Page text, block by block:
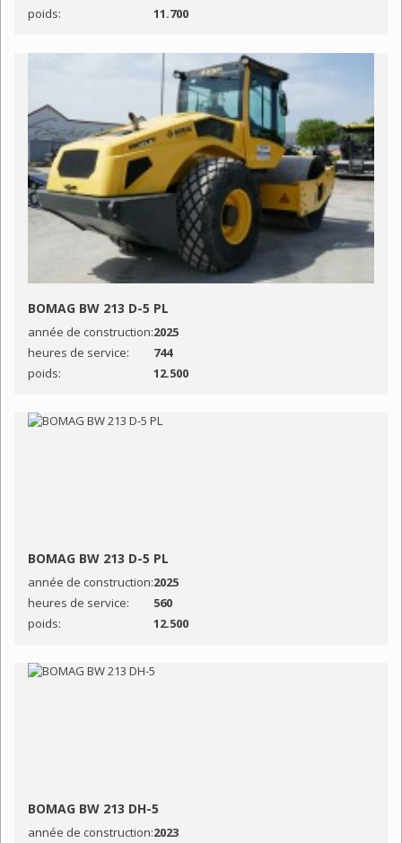
poids:
11.700
BOMAG BW 213 D-5 PL
année de construction:2025
heures de service:
744
poids:
12.500
BOMAG BW 213 D-5 PL
année de construction:2025
heures de service:
560
poids:
12.500
BOMAG BW 213 DH-5
année de construction:2023